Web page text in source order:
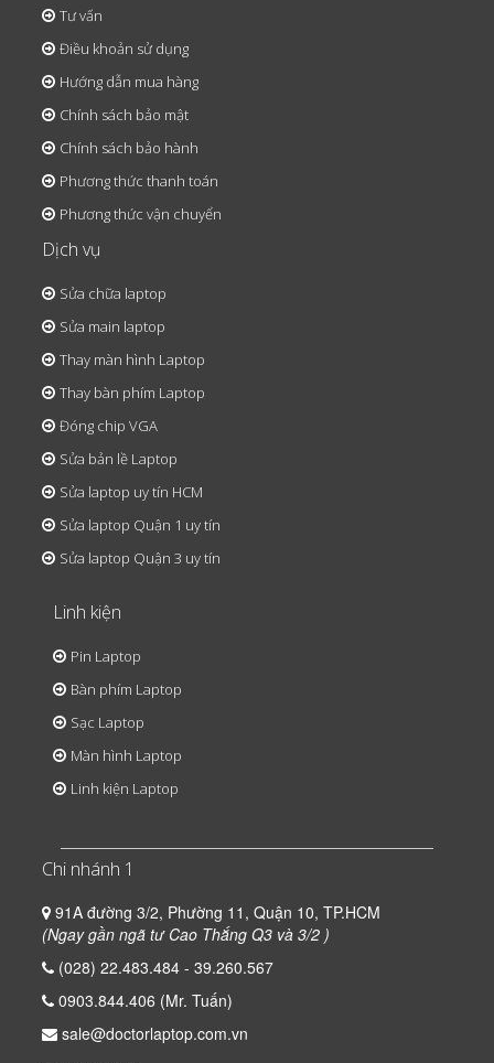
Tư vấn
Điều khoản sử dụng
Hướng dẫn mua hàng
Chính sách bảo mật
Chính sách bảo hành
Phương thức thanh toán
Phương thức vận chuyển
Dịch vụ
Sửa chữa laptop
Sửa main laptop
Thay màn hình Laptop
Thay bàn phím Laptop
Đóng chip VGA
Sửa bản lề Laptop
Sửa laptop uy tín HCM
Sửa laptop Quận 1 uy tín
Sửa laptop Quận 3 uy tín
Linh kiện
Pin Laptop
Bàn phím Laptop
Sạc Laptop
Màn hình Laptop
Linh kiện Laptop
Chi nhánh 1
91A đường 3/2, Phường 11, Quận 10, TP.HCM
(Ngay gần ngã tư Cao Thắng Q3 và 3/2 )
(028) 22.483.484 - 39.260.567
0903.844.406 (Mr. Tuấn)
sale@doctorlaptop.com.vn